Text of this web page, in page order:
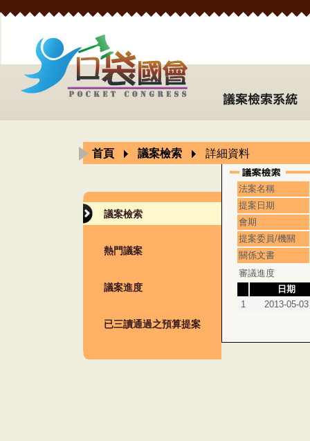
首頁 議案檢索 詳細資料
議案檢索
熱門議案
議案進度
已三讀通過之預算提案
法案名稱
提案日期
會期
提案委員/機關
關係文書
審議進度
日期
1
2013-05-03